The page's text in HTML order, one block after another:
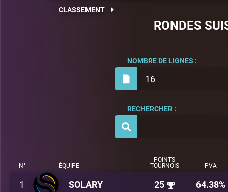
CLASSEMENT
RONDES
16
NOMBRE DE LIGNES :
RECHERCHER :
N° ÉQUIPE
POINTS
TOURNOIS
PVA
1 SOLARY 25 64.38%